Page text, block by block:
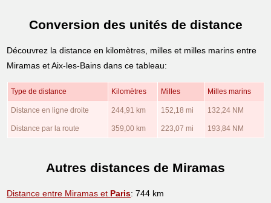
Conversion des unités de distance
Découvrez la distance en kilomètres, milles et milles marins entre
Miramas et Aix-les-Bains dans ce tableau:
Type de distance Kilomètres Milles Milles marins
Distance en ligne droite 244,91 km 152,18 mi 132,24 NM
Distance par la route 359,00 km 223,07 mi 193,84 NM
Autres distances de Miramas
Distance entre Miramas et Paris: 744 km